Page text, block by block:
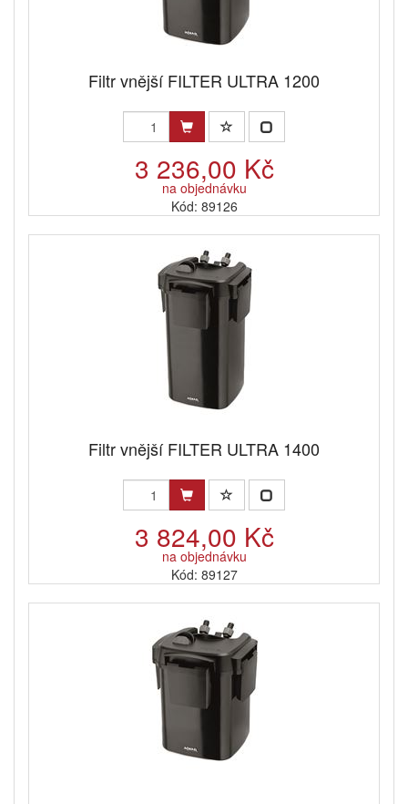
Filtr vnější FILTER ULTRA 1200
3 236,00 Kč
na objednávku
Kód: 89126
Filtr vnější FILTER ULTRA 1400
3 824,00 Kč
na objednávku
Kód: 89127